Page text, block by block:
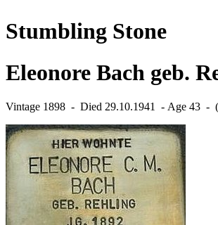
Stumbling Stone
Eleonore Bach geb.
Vintage 1898 ‐ Died 29.10.1941 ‐ Age 43 ‐ (